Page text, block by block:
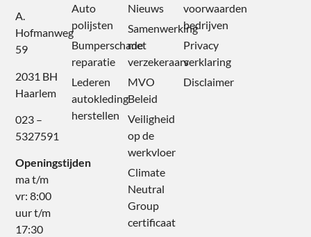
A.
Hofmanweg
59
2031 BH
Haarlem
023 –
5327591
Openingstijden
ma t/m
vr: 8:00
uur t/m
17:30
Auto
polijsten
Bumperschade
reparatie
Lederen
autokleding
herstellen
Nieuws
Samenwerking
met
verzekeraars
MVO
Beleid
Veiligheid
op de
werkvloer
Climate
Neutral
Group
certificaat
voorwaarden
bedrijven
Privacy
verklaring
Disclaimer